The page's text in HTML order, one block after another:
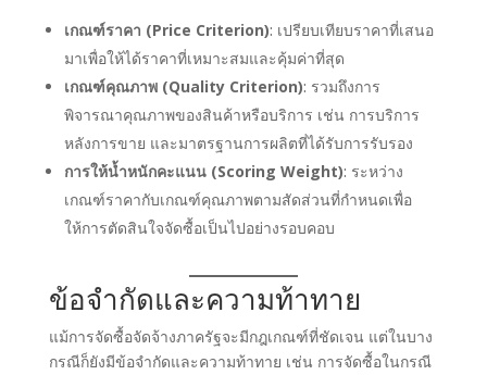
เกณฑ์ราคา (Price Criterion): เปรียบเทียบราคาที่เสนอ
มาเพื่อให้ได้ราคาที่เหมาะสมและคุ้มค่าที่สุด
เกณฑ์คุณภาพ (Quality Criterion): รวมถึงการ
พิจารณาคุณภาพของสินค้าหรือบริการ เช่น การบริการ
หลังการขาย และมาตรฐานการผลิตที่ได้รับการรับรอง
การให้น้ำหนักคะแนน (Scoring Weight): ระหว่าง
เกณฑ์ราคากับเกณฑ์คุณภาพตามสัดส่วนที่กำหนดเพื่อ
ให้การตัดสินใจจัดซื้อเป็นไปอย่างรอบคอบ
ข้อจำกัดและความท้าทาย
แม้การจัดซื้อจัดจ้างภาครัฐจะมีกฎเกณฑ์ที่ชัดเจน แต่ในบาง
กรณีก็ยังมีข้อจำกัดและความท้าทาย เช่น การจัดซื้อในกรณี